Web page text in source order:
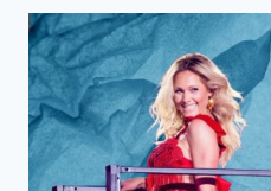
IST
ÜBER
SEINEN
UMGANG
MIT
ALKOHOL
BEKANNT?